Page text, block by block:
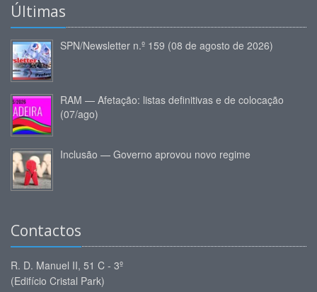
Últimas
SPN/Newsletter n.º 159 (08 de agosto de 2026)
RAM — Afetação: listas definitivas e de colocação
(07/ago)
Inclusão — Governo aprovou novo regime
Contactos
R. D. Manuel II, 51 C - 3º
(Edifício Cristal Park)